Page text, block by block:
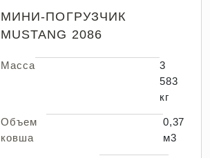
МИНИ-ПОГРУЗЧИК
MUSTANG 2086
Масса
3
583
кг
Объем
ковша
0,37
м3